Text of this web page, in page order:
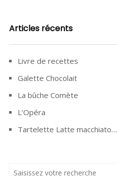
Articles récents
Livre de recettes
Galette Chocolait
La bûche Comète
L’Opéra
Tartelette Latte macchiato…